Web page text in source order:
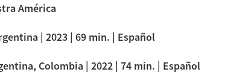
América
| 2023 | 69 min. | Español
Colombia | 2022 | 74 min. | Español